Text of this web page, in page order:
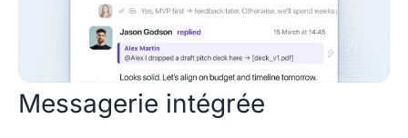
Messagerie intégrée